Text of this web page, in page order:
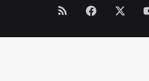
RSS Facebook